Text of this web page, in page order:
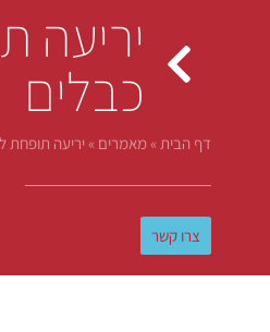
יריעה
כבלים
דף הבית»מאמרים »יריעה תופחת
צרו קשר